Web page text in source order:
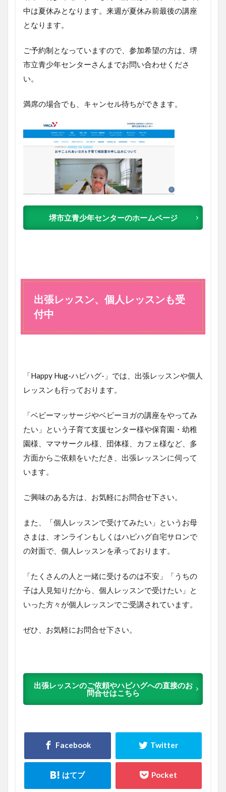
中は夏休みとなります。来週が夏休み前最後の講座
となります。
ご予約制となっていますので、参加希望の方は、堺
市立青少年センターさんまでお問い合わせくださ
い。
満席の場合でも、キャンセル待ちができます。
堺市立青少年センターのホームページ
出張レッスン、個人レッスンも受
付中
「Happy Hug-ハピハグ-」では、出張レッスンや個人
レッスンも行っております。
「ベビーマッサージやベビーヨガの講座をやってみ
たい」という子育て支援センター様や保育園・幼稚
園様、ママサークル様、団体様、カフェ様など、多
方面からご依頼をいただき、出張レッスンに伺って
います。
ご興味のある方は、お気軽にお問合せ下さい。
また、「個人レッスンで受けてみたい」というお母
さまは、オンラインもしくはハピハグ自宅サロンで
の対面で、個人レッスンを承っております。
「たくさんの人と一緒に受けるのは不安」「うちの
子は人見知りだから、個人レッスンで受けたい」と
いった方々が個人レッスンでご受講されています。
ぜひ、お気軽にお問合せ下さい。
出張レッスンのご依頼やハピハグへの直接のお
問合せはこちら